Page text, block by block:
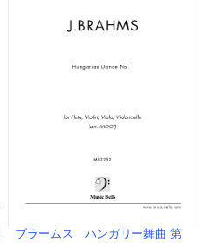
ブラームス ハンガリー舞曲 第